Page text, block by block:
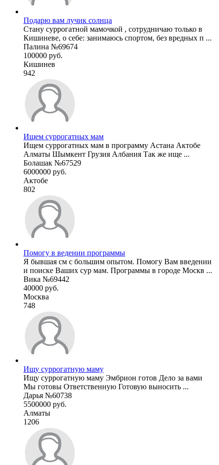
Подарю вам лучик солнца
Стану суррогатной мамочкой , сотрудничаю только в
Кишиневе, о себе: занимаюсь спортом, без вредных п ...
Палина №69674
100000 руб.
Кишинев
942
Ищем суррогатных мам
Ищем суррогатных мам в программу Астана Актобе
Алматы Шымкент Грузия Албания Так же ище ...
Болашак №67529
6000000 руб.
Актобе
802
Помогу в ведении программы
Я бывшая см с большим опытом. Помогу Вам введении
и поиске Ваших сур мам. Программы в городе Москв ...
Вика №69442
40000 руб.
Москва
748
Ищу суррогатную маму
Ищу суррогатную маму Эмбрион готов Дело за вами
Мы готовы Ответственную Готовую выносить ...
Дарья №60738
5500000 руб.
Алматы
1206